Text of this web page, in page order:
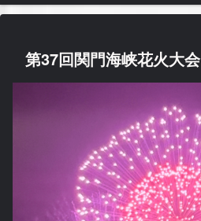
第37回関門海峡花火大会